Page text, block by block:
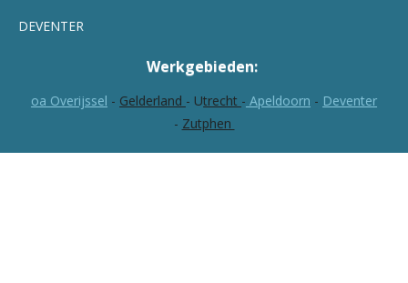
DEVENTER
Werkgebieden:
oa Overijssel - Gelderland - Utrecht - Apeldoorn - Deventer
- Zutphen